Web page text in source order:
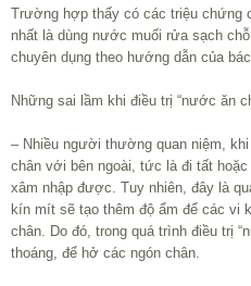
Trường hợp thấy có các triệu chứng
nhất là dùng nước muối rửa sạch
chuyên dụng theo hướng dẫn của
Những sai lầm khi điều trị “nước ăn
– Nhiều người thường quan niệm, khi
chân với bên ngoài, tức là đi tất
xâm nhập được. Tuy nhiên, đây là
kín mít sẽ tạo thêm độ ẩm để các vi
chân. Do đó, trong quá trình điều trị
thoáng, để hở các ngón chân.